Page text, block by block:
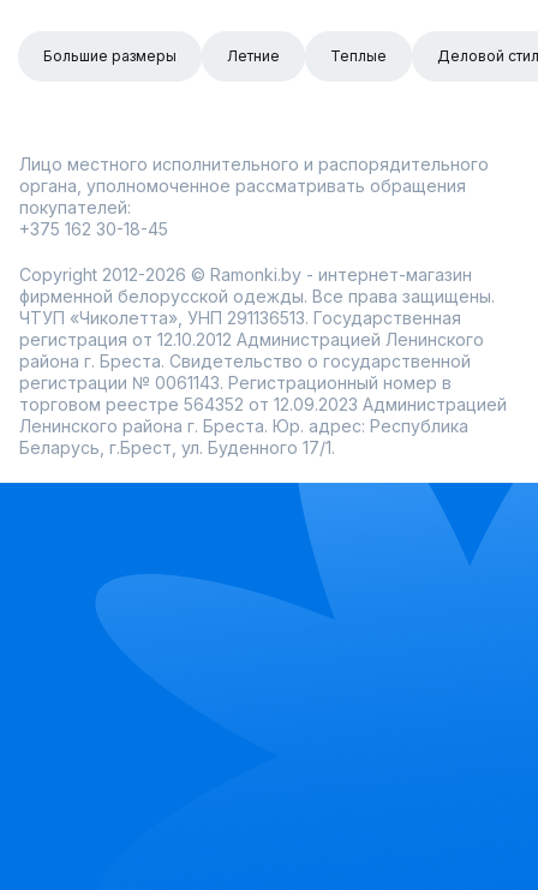
Большие размеры Летние Теплые Деловой
Лицо местного исполнительного и распорядительного
органа, уполномоченное рассматривать обращения
покупателей:
+375 162 30-18-45
Copyright 2012-2026 © Ramonki.by - интернет-магазин
фирменной белорусской одежды. Все права защищены.
ЧТУП «Чиколетта», УНП 291136513. Государственная
регистрация от 12.10.2012 Администрацией Ленинского
района г. Бреста. Свидетельство о государственной
регистрации № 0061143. Регистрационный номер в
торговом реестре 564352 от 12.09.2023 Администрацией
Ленинского района г. Бреста. Юр. адрес: Республика
Беларусь, г.Брест, ул. Буденного 17/1.